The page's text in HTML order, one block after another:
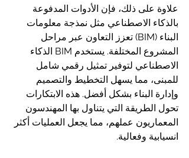
علاوة على ذلك، فإن الأدوات المدفوعة
بالذكاء الاصطناعي مثل نمذجة معلومات
البناء (BIM) تعزز التعاون عبر مراحل
المشروع المختلفة. يستخدم BIM الذكاء
الاصطناعي لتوفير تمثيل رقمي شامل
للمبنى، مما يسهل التخطيط والتصميم
وإدارة البناء بشكل أفضل. هذه الابتكارات
تحول الطريقة التي يتناول بها المهندسون
المعماريون عملهم، مما يجعل العمليات أكثر
انسيابية وفعالية.